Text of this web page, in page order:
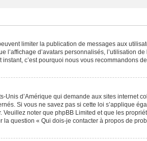
limiter la publication de messages aux
d’avatars personnalisés, l’utilisation
instant, c’est pourquoi nous vous recommandons
Unis d’Amérique qui demande aux sites internet
Si vous ne savez pas si cette loi s’applique
noter que phpBB Limited et que les
question « Qui dois-je contacter à propos de